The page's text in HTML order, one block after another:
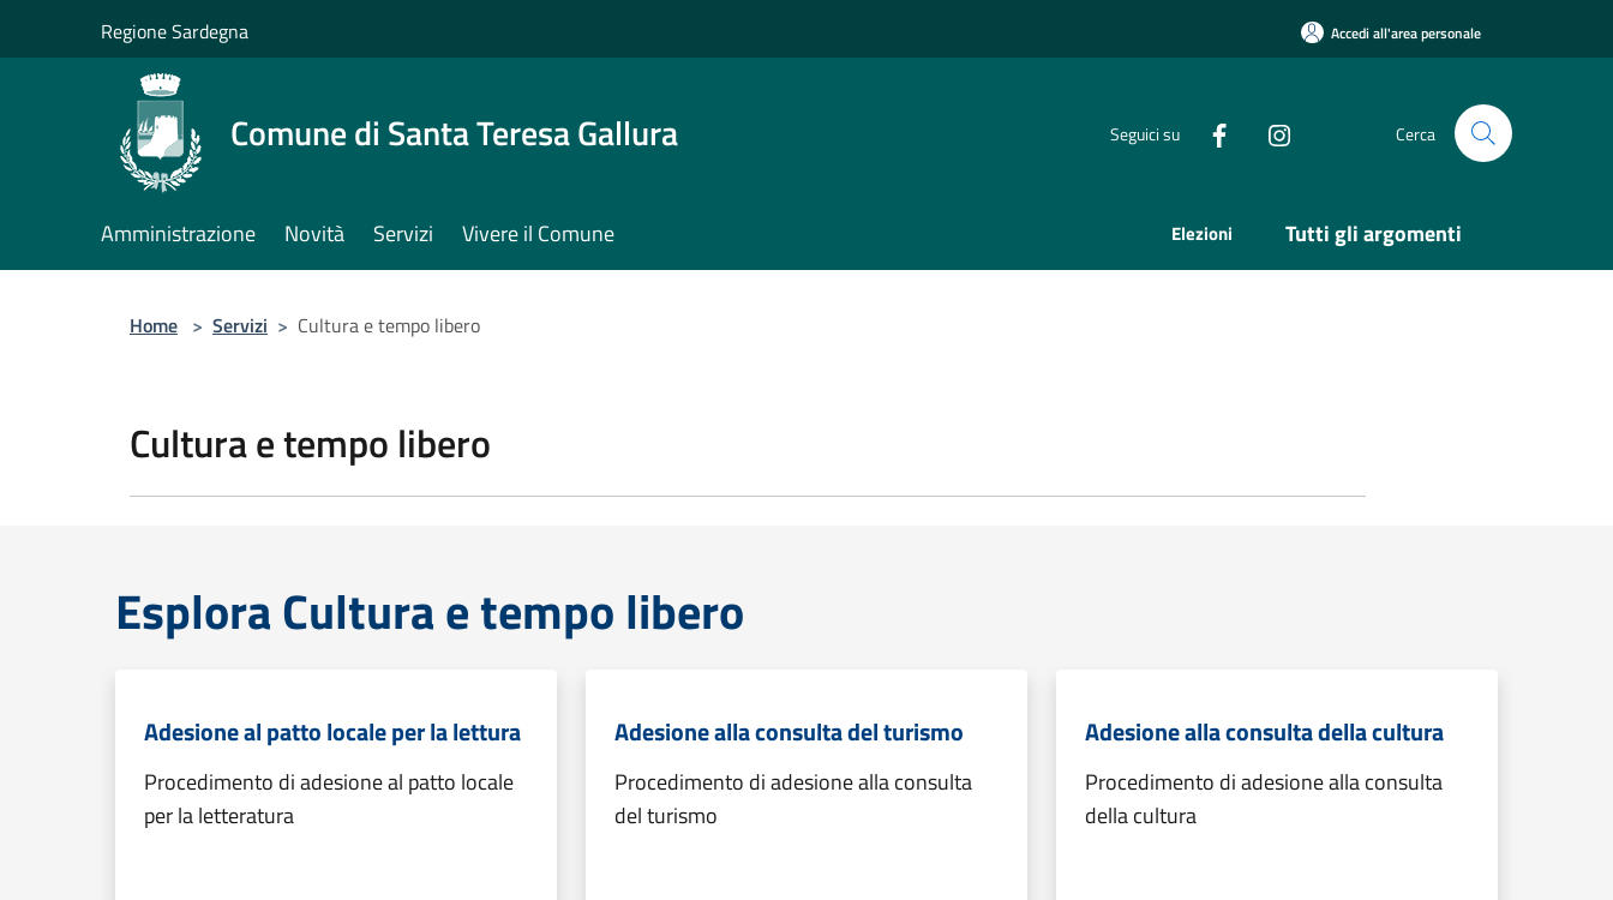
Regione Sardegna Accedi all'area personale
Comune di Santa Teresa Gallura Seguici su Cerca
Amministrazione Novità Servizi Vivere il Comune Elezioni Tutti gli argomenti
Home > Servizi > Cultura e tempo libero
Cultura e tempo libero
Esplora Cultura e tempo libero
Adesione al patto locale per la lettura
Procedimento di adesione al patto locale
per la letteratura
Adesione alla consulta del turismo
Procedimento di adesione alla consulta
del turismo
Adesione alla consulta della cultura
Procedimento di adesione alla consulta
della cultura